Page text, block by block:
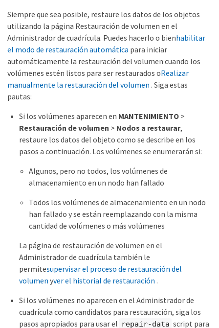
Siempre que sea posible, restaure los datos de los objetos
utilizando la página Restauración de volumen en el
Administrador de cuadrícula. Puedes hacerlo o bienhabilitar
el modo de restauración automática para iniciar
automáticamente la restauración del volumen cuando los
volúmenes estén listos para ser restaurados oRealizar
manualmente la restauración del volumen . Siga estas
pautas:
Si los volúmenes aparecen en MANTENIMIENTO>
Restauración de volumen > Nodos a restaurar,
restaure los datos del objeto como se describe en los
pasos a continuación. Los volúmenes se enumerarán si:
Algunos, pero no todos, los volúmenes de
almacenamiento en un nodo han fallado
Todos los volúmenes de almacenamiento en un nodo
han fallado y se están reemplazando con la misma
cantidad de volúmenes o más volúmenes
La página de restauración de volumen en el
Administrador de cuadrícula también le
permitesupervisar el proceso de restauración del
volumen yver el historial de restauración .
Si los volúmenes no aparecen en el Administrador de
cuadrícula como candidatos para restauración, siga los
pasos apropiados para usar el repair-data script para